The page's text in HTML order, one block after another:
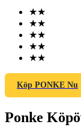
COIN-M
★★
★★
★★
★★
★★
Köp PONKE Nu
Ponke